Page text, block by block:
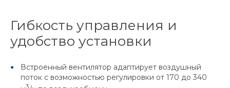
Гибкость управления и
удобство установки
Встроенный вентилятор адаптирует воздушный
поток с возможностью регулировки от 170 до 340
3